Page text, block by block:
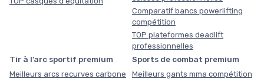
Comparatif bancs powerlifting
compétition
TOP plateformes deadlift
professionnelles
Tir à l’arc sportif premium
Meilleurs arcs recurves carbone
Sports de combat premium
Meilleurs gants mma compétition